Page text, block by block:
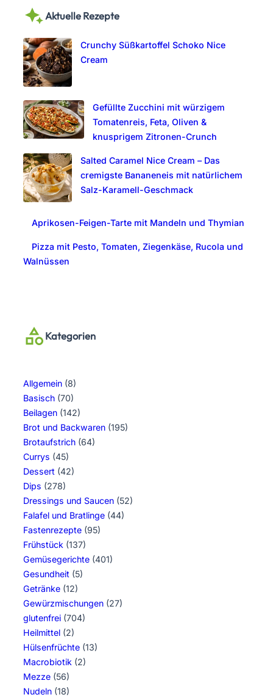
r
h
Aktuelle Rezepte
Crunchy Süßkartoffel Schoko Nice
Cream
Gefüllte Zucchini mit würzigem
Tomatenreis, Feta, Oliven &
knusprigem Zitronen-Crunch
Salted Caramel Nice Cream – Das
cremigste Bananeneis mit natürlichem
Salz-Karamell-Geschmack
Aprikosen-Feigen-Tarte mit Mandeln und Thymian
Pizza mit Pesto, Tomaten, Ziegenkäse, Rucola und
Walnüssen
Kategorien
Allgemein (8)
Basisch (70)
Beilagen (142)
Brot und Backwaren (195)
Brotaufstrich (64)
Currys (45)
Dessert (42)
Dips (278)
Dressings und Saucen (52)
Falafel und Bratlinge (44)
Fastenrezepte (95)
Frühstück (137)
Gemüsegerichte (401)
Gesundheit (5)
Getränke (12)
Gewürzmischungen (27)
glutenfrei (704)
Heilmittel (2)
Hülsenfrüchte (13)
Macrobiotik (2)
Mezze (56)
Nudeln (18)